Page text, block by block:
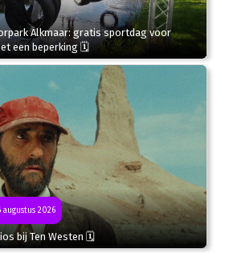
Alkmaar: gratis sportdag voor
een beperking 🗓
augustus 2026
bij Ten Westen 🗓